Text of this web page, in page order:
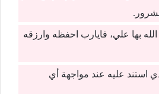
بها علي، فايارب احفظه وارزقه
استند عليه عند مواجهة أي